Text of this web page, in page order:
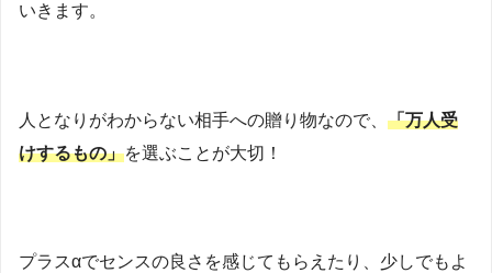
いきます。
人となりがわからない相手への贈り物なので、 「万人受
けするもの」を選ぶことが大切！
プラスαでセンスの良さを感じてもらえたり、少しでもよ